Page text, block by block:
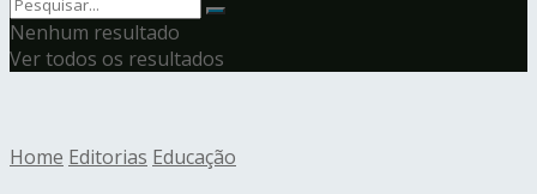
Nenhum resultado
Ver todos os resultados
Home Editorias Educação